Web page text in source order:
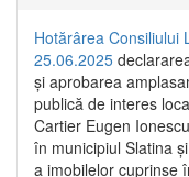
Hotărârea Consiliului
25.06.2025
și aprobarea
publică de interes
Cartier Eugen
în municipiul Slatina
a imobilelor cuprinse